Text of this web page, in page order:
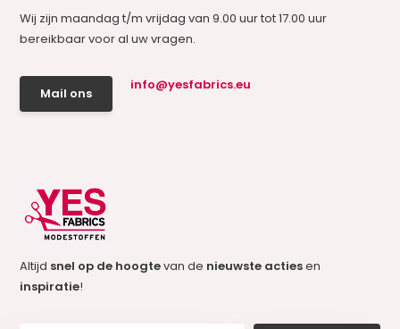
Wij zijn maandag t/m vrijdag van 9.00 uur tot 17.00 uur
bereikbaar voor al uw vragen.
Mail ons
info@yesfabrics.eu
Altijd snel op de hoogtevan de nieuwste actiesen
inspiratie!